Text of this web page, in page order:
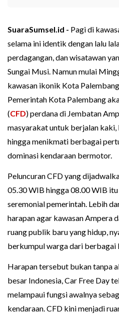
SuaraSumsel.id - Pagi di
selama ini identik dengan lalu
perdagangan, dan wisatawan
Sungai Musi. Namun mulai
kawasan ikonik Kota
Pemerintah Kota Palembang
(CFD) perdana di Jembatan
masyarakat untuk berjalan kaki,
hingga menikmati berbagai
dominasi kendaraan bermotor.
Peluncuran CFD yang
05.30 WIB hingga 08.00 WIB
seremonial pemerintah. Lebih
harapan agar kawasan Ampera
ruang publik baru yang hidup,
berkumpul warga dari berbagai
Harapan tersebut bukan tanpa
besar Indonesia, Car Free Day
melampaui fungsi awalnya
kendaraan. CFD kini menjadi